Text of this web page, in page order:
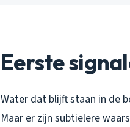
Eerste
Water dat blijft staan in de
Maar er zijn subtielere